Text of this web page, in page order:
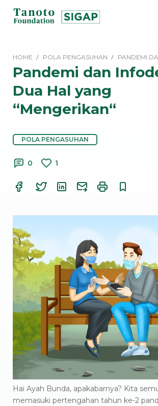
SIGAP
Foundation
HOME POLA PENGASUHAN PANDEMI
Pandemi dan
Dua Hal yang
“Mengerikan“
POLA PENGASUHAN
0 1
Hai Ayah Bunda, apakabarnya? Kita
memasuki pertengahan tahun ke-2